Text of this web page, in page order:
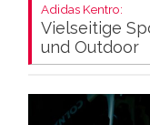
Adidas Kentro:
Vielseitige
und Outdoor